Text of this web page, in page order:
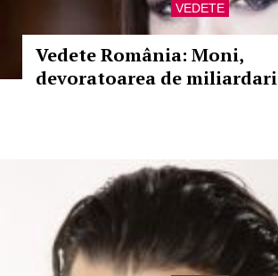
VEDETE
Vedete România: Moni,
devoratoarea de miliardari